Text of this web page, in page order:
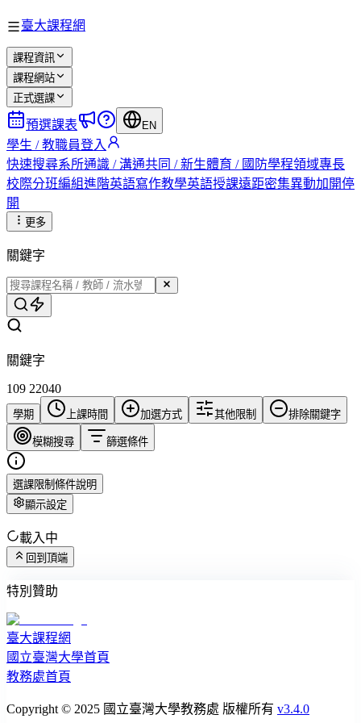
臺大課程網
課程資訊
課程網站
正式選課
預選課表 EN
學生 / 教職員登入
快速搜尋系所通識 / 溝通共同 / 新生體育 / 國防學程領域專長
校際分班編組進階英語寫作教學英語授課遠距密集異動加開停
開
更多
關鍵字
關鍵字
109 22040
學期 上課時間 加選方式 其他限制 排除關鍵字
模糊搜尋 篩選條件
選課限制條件說明
顯示設定
載入中
回到頂端
特別贊助
臺大課程網
國立臺灣大學首頁
教務處首頁
Copyright © 2025 國立臺灣大學教務處 版權所有 v3.4.0